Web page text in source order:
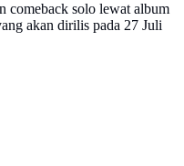
comeback solo lewat album
akan dirilis pada 27 Juli